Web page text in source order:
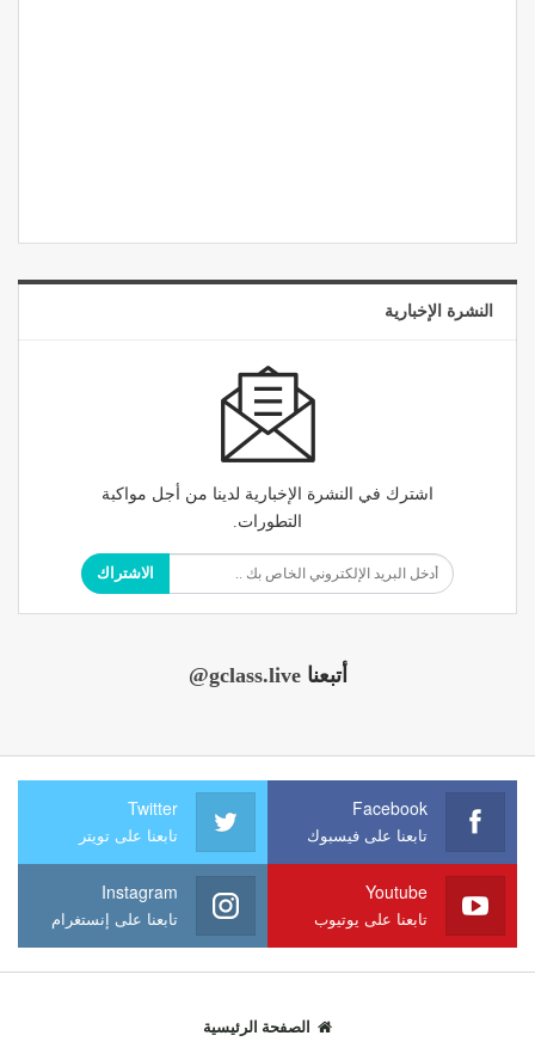
النشرة الإخبارية
اشترك في النشرة الإخبارية لدينا من أجل مواكبة
التطورات.
الاشتراك
أتبعنا@gclass.live
Facebook
تابعنا على فيسبوك
Twitter
تابعنا على تويتر
Youtube
تابعنا على يوتيوب
Instagram
تابعنا على إنستغرام
الصفحة الرئيسية